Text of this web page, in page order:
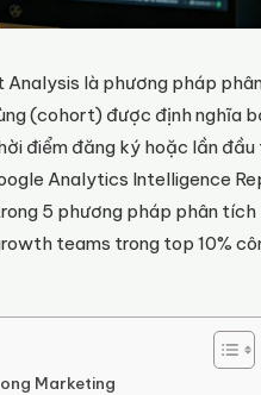
Analysis là phương pháp
(cohort) được định nghĩa
điểm đăng ký hoặc lần đầu
Analytics Intelligence
5 phương pháp phân tích
teams trong top 10%
Marketing